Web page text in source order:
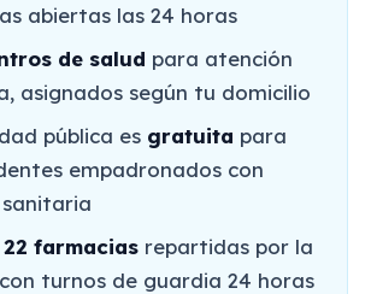
abiertas las 24 horas
de salud para atención
asignados según tu domicilio
pública es gratuita para
empadronados con
22 farmacias repartidas por la
turnos de guardia 24 horas